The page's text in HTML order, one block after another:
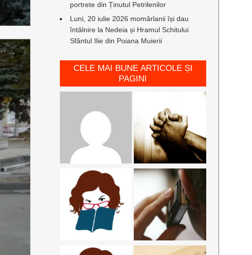
portrete din Ținutul Petrilenilor
Luni, 20 iulie 2026 momârlanii își dau
întâlnire la Nedeia și Hramul Schitului
Sfântul Ilie din Poiana Muierii
CELE MAI BUNE ARTICOLE ȘI
PAGINI